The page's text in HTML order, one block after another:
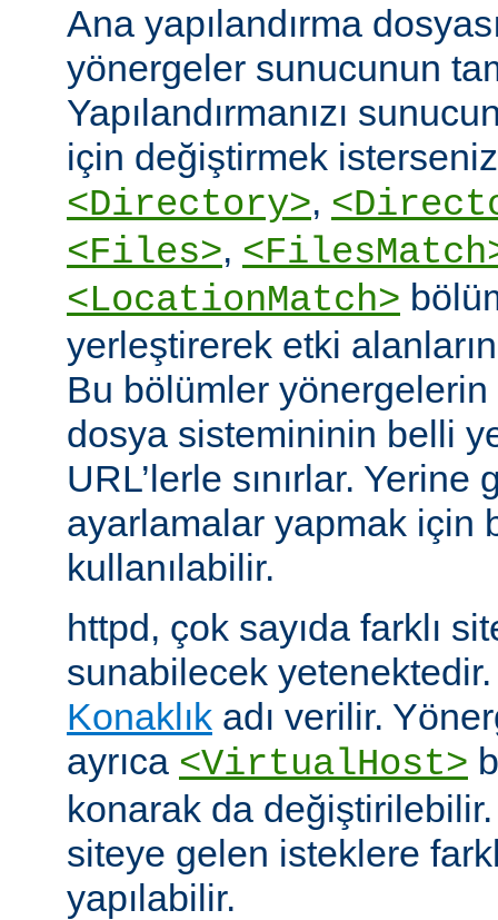
Ana yapılandırma
yönergeler sunucunun
Yapılandırmanızı
için değiştirmek
<Directory>,
<Files>,
<LocationMatch>
yerleştirerek etki
Bu bölümler yönergelerin
dosya sistemininin belli
URL’lerle sınırlar.
ayarlamalar yapmak için
kullanılabilir.
httpd, çok sayıda farklı
sunabilecek
Konaklık adı verilir.
ayrıca <VirtualHost>
konarak da
siteye gelen isteklere
yapılabilir.